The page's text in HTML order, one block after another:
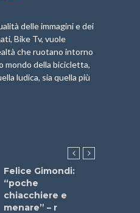
delle immagini e dei
Bike Tv, vuole
che ruotano intorno
mondo della bicicletta,
ludica, sia quella più
Felice Gimondi:
“poche
chiacchiere e
menare” – r